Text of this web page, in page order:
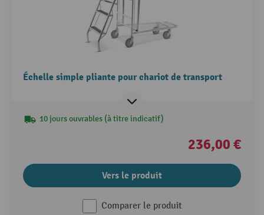
Échelle simple pliante pour chariot de transport
10 jours ouvrables (à titre indicatif)
236,00 €
Vers le produit
Comparer le produit